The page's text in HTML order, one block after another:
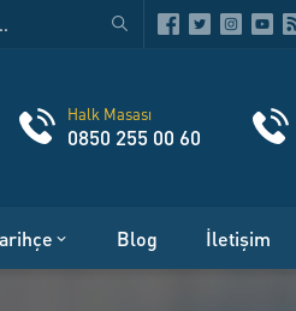
Halk Masası
0850 255 00 60
Blog İletişim